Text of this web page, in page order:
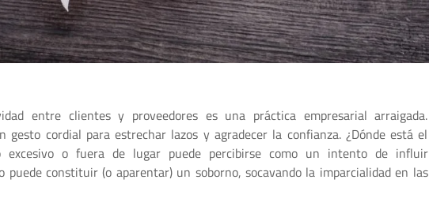
entre clientes y proveedores es una práctica empresarial arraigada.
gesto cordial para estrechar lazos y agradecer la confianza. ¿Dónde está el
excesivo o fuera de lugar puede percibirse como un intento de influir
puede constituir (o aparentar) un soborno, socavando la imparcialidad en las